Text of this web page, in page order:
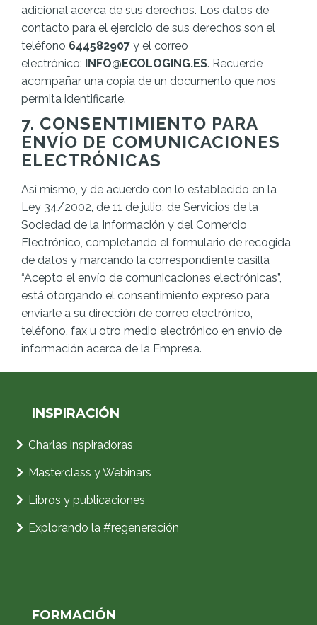
adicional acerca de sus derechos. Los datos de
contacto para el ejercicio de sus derechos son el
teléfono 644582907 y el correo
electrónico: INFO@ECOLOGING.ES. Recuerde
acompañar una copia de un documento que nos
permita identificarle.
7. CONSENTIMIENTO PARA
ENVÍO DE COMUNICACIONES
ELECTRÓNICAS
Así mismo, y de acuerdo con lo establecido en la
Ley 34/2002, de 11 de julio, de Servicios de la
Sociedad de la Información y del Comercio
Electrónico, completando el formulario de recogida
de datos y marcando la correspondiente casilla
“Acepto el envío de comunicaciones electrónicas”,
está otorgando el consentimiento expreso para
enviarle a su dirección de correo electrónico,
teléfono, fax u otro medio electrónico en envío de
información acerca de la Empresa.
INSPIRACIÓN
Charlas inspiradoras
Masterclass y Webinars
Libros y publicaciones
Explorando la #regeneración
FORMACIÓN